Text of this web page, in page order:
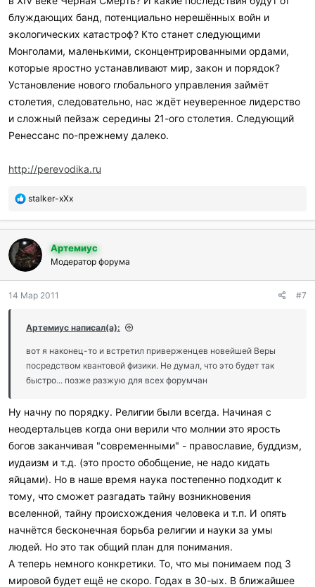
блуждающих банд, потенциально нерешённых войн и
экологических катастроф? Кто станет следующими
Монголами, маленькими, сконцентрированными ордами,
которые яростно устанавливают мир, закон и порядок?
Установление нового глобального управления займёт
столетия, следовательно, нас ждёт неуверенное лидерство
и сложный пейзаж середины 21-ого столетия. Следующий
Ренессанс по-прежнему далеко.
http://perevodika.ru
П
б
л
а
г
о
а
и
и
:
stalker-xXx
Артемиус
Модератор форума
14 Мар 2011 #7
Артемиус написал(а):
вот я наконец-то и встретил приверженцев новейшей Веры
посредством квантовой физики. Не думал, что это будет так
быстро... позже разжую для всех форумчан
Ну начну по порядку. Религии были всегда. Начиная с
неодертальцев когда они верили что молнии это ярость
богов заканчивая "современными" - православие, буддизм,
иудаизм и т.д. (это просто обобщение, не надо кидать
яйцами). Но в наше время наука постепенно подходит к
тому, что сможет разгадать тайну возникновения
вселенной, тайну происхождения человека и т.п. И опять
начнётся бесконечная борьба религии и науки за умы
людей. Но это так общий план для понимания.
А теперь немного конкретики. То, что мы понимаем под 3
мировой будет ещё не скоро. Годах в 30-ых. В ближайшее